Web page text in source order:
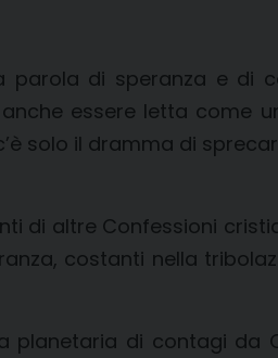
di speranza e di
essere letta come
solo il dramma di
di altre Confessioni
costanti nella
di contagi da